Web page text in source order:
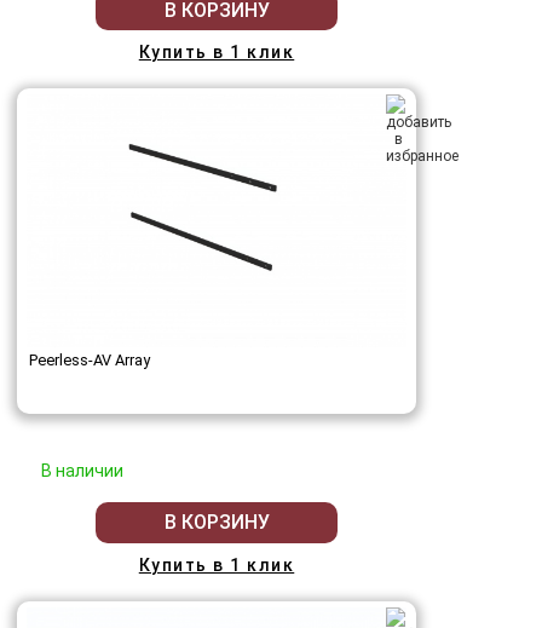
В КОРЗИНУ
Купить в 1 клик
Peerless-AV Array
В наличии
В КОРЗИНУ
Купить в 1 клик